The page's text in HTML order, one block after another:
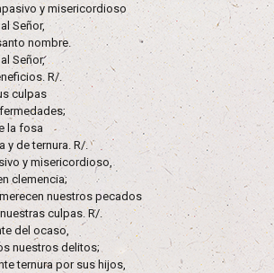
y misericordioso
Señor,
nombre.
Señor,
R/.
culpas
la fosa
y de ternura. R/.
y misericordioso,
clemencia;
nuestros pecados
culpas. R/.
del ocaso,
nuestros delitos;
ternura por sus hijos,